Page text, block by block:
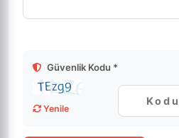
Güvenlik Kodu *
Yenile